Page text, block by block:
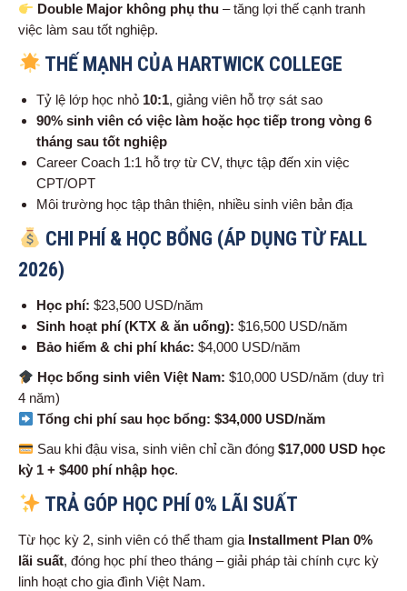
Double Major không phụ thu – tăng lợi thế cạnh tranh
việc làm sau tốt nghiệp.
THẾ MẠNH CỦA HARTWICK COLLEGE
Tỷ lệ lớp học nhỏ 10:1, giảng viên hỗ trợ sát sao
90% sinh viên có việc làm hoặc học tiếp trong vòng 6
tháng sau tốt nghiệp
Career Coach 1:1 hỗ trợ từ CV, thực tập đến xin việc
CPT/OPT
Môi trường học tập thân thiện, nhiều sinh viên bản địa
CHI PHÍ & HỌC BỔNG (ÁP DỤNG TỪ FALL
2026)
Học phí: $23,500 USD/năm
Sinh hoạt phí (KTX & ăn uống): $16,500 USD/năm
Bảo hiểm & chi phí khác: $4,000 USD/năm
Học bổng sinh viên Việt Nam: $10,000 USD/năm (duy trì
4 năm)
Tổng chi phí sau học bổng: $34,000 USD/năm
Sau khi đậu visa, sinh viên chỉ cần đóng$17,000 USD học
kỳ 1 + $400 phí nhập học.
TRẢ GÓP HỌC PHÍ 0% LÃI SUẤT
Từ học kỳ 2, sinh viên có thể tham gia Installment Plan 0%
lãi suất, đóng học phí theo tháng – giải pháp tài chính cực kỳ
linh hoạt cho gia đình Việt Nam.